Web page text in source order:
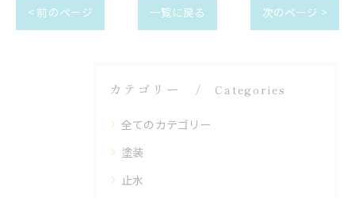
< 前のページ 一覧に戻る 次のページ >
カテゴリー Categories
全てのカテゴリー
塗装
止水